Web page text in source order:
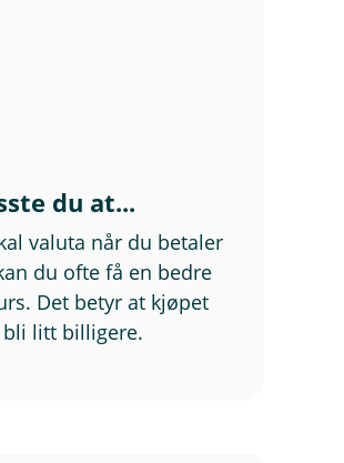
du at...
valuta når du betaler
du ofte få en bedre
Det betyr at kjøpet
bli litt billigere.